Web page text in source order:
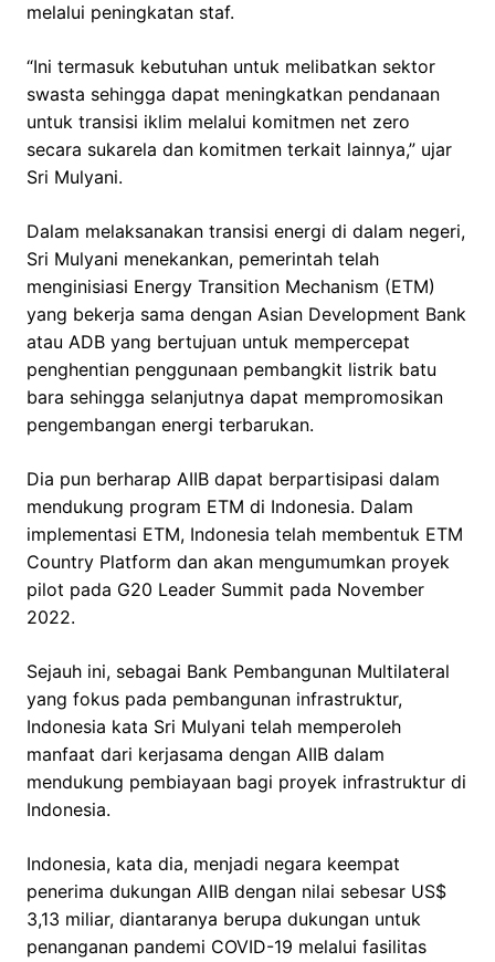
melalui peningkatan staf.
“Ini termasuk kebutuhan untuk melibatkan sektor
swasta sehingga dapat meningkatkan pendanaan
untuk transisi iklim melalui komitmen net zero
secara sukarela dan komitmen terkait lainnya,” ujar
Sri Mulyani.
Dalam melaksanakan transisi energi di dalam negeri,
Sri Mulyani menekankan, pemerintah telah
menginisiasi Energy Transition Mechanism (ETM)
yang bekerja sama dengan Asian Development Bank
atau ADB yang bertujuan untuk mempercepat
penghentian penggunaan pembangkit listrik batu
bara sehingga selanjutnya dapat mempromosikan
pengembangan energi terbarukan.
Dia pun berharap AIIB dapat berpartisipasi dalam
mendukung program ETM di Indonesia. Dalam
implementasi ETM, Indonesia telah membentuk ETM
Country Platform dan akan mengumumkan proyek
pilot pada G20 Leader Summit pada November
2022.
Sejauh ini, sebagai Bank Pembangunan Multilateral
yang fokus pada pembangunan infrastruktur,
Indonesia kata Sri Mulyani telah memperoleh
manfaat dari kerjasama dengan AIIB dalam
mendukung pembiayaan bagi proyek infrastruktur di
Indonesia.
Indonesia, kata dia, menjadi negara keempat
penerima dukungan AIIB dengan nilai sebesar US$
3,13 miliar, diantaranya berupa dukungan untuk
penanganan pandemi COVID-19 melalui fasilitas